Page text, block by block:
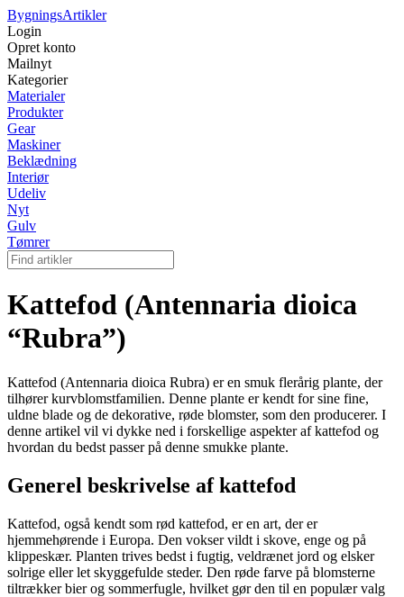
BygningsArtikler
Login
Opret konto
Mailnyt
Kategorier
Materialer
Produkter
Gear
Maskiner
Beklædning
Interiør
Udeliv
Nyt
Gulv
Tømrer
Kattefod (Antennaria dioica
“Rubra”)
Kattefod (Antennaria dioica Rubra) er en smuk flerårig plante, der
tilhører kurvblomstfamilien. Denne plante er kendt for sine fine,
uldne blade og de dekorative, røde blomster, som den producerer. I
denne artikel vil vi dykke ned i forskellige aspekter af kattefod og
hvordan du bedst passer på denne smukke plante.
Generel beskrivelse af kattefod
Kattefod, også kendt som rød kattefod, er en art, der er
hjemmehørende i Europa. Den vokser vildt i skove, enge og på
klippeskær. Planten trives bedst i fugtig, veldrænet jord og elsker
solrige eller let skyggefulde steder. Den røde farve på blomsterne
tiltrækker bier og sommerfugle, hvilket gør den til en populær valg